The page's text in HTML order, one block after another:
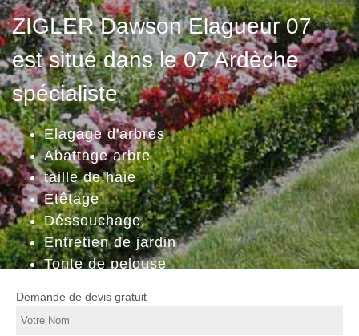
ZIGLER Dawson Elagueur 07
est situé dans le 07 Ardèche
spécialiste
Elagage d'arbres
Abattage arbre
taille de haie
Etêtage
Déssouchage
Entretien de jardin
Tonte de pelouse
Demande de devis gratuit